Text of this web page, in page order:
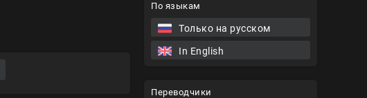
По языкам
Только на русском
In English
Переводчики